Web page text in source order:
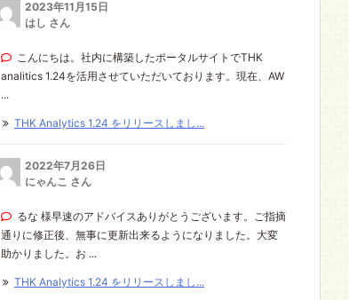
2023年11月15日
はし さん
こんにちは。社内に構築したポータルサイトでTHK
analitics 1.24を活用させていただいております。現在、AW
...
THK Analytics 1.24 をリリースしまし...
2022年7月26日
にゃんこ さん
るな 様早速のアドバイスありがとうございます。ご指摘
通りに修正後、無事に更新出来るようになりました。大変
助かりました。お ...
THK Analytics 1.24 をリリースしまし...